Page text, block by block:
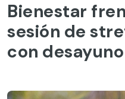
Bienestar
sesión de
con